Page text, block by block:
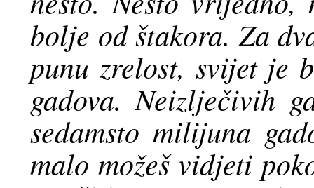
bolje od štakora. Za
punu zrelost, svijet je
gadova. Neizlječivih
sedamsto milijuna
malo možeš vidjeti